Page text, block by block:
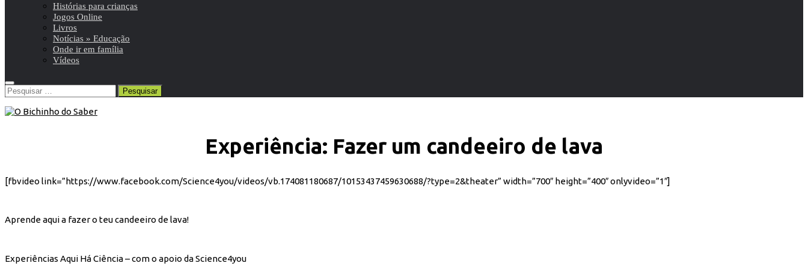
Histórias para crianças
Jogos Online
Livros
Notícias » Educação
Onde ir em família
Vídeos
Pesquisar
por:
Experiência: Fazer um candeeiro de lava
[fbvideo link=”https://www.facebook.com/Science4you/videos/vb.174081180687/10153437459630688/?type=2&theater” width=”700″ height=”400″ onlyvideo=”1″]
Aprende aqui a fazer o teu candeeiro de lava!
Experiências Aqui Há Ciência – com o apoio da Science4you